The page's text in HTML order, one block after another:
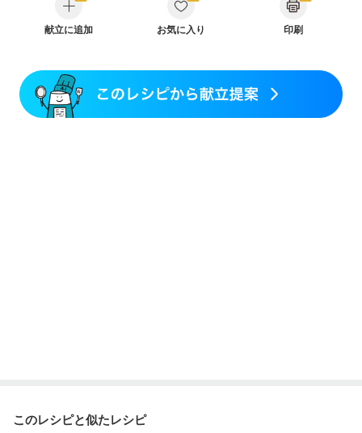
フレイル（年齢に合わせた体作り）
献立に追加 お気に入り 印刷
このレシピと似たレシピ